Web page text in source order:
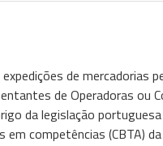
de
de Operadoras ou
da legislação
competências (CBTA)